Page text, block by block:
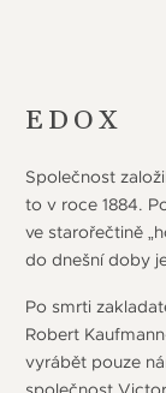
EDOX
Společnost
to v roce 1884.
ve starořečtině
do dnešní doby
Po smrti
Robert
vyrábět pouze